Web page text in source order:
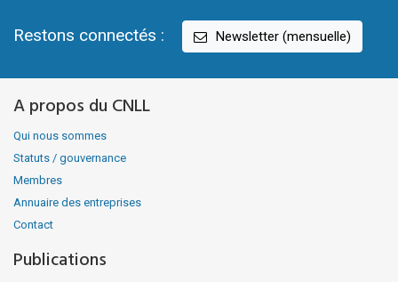
Restons connectés : Newsletter (mensuelle)
A propos du CNLL
Qui nous sommes
Statuts / gouvernance
Membres
Annuaire des entreprises
Contact
Publications